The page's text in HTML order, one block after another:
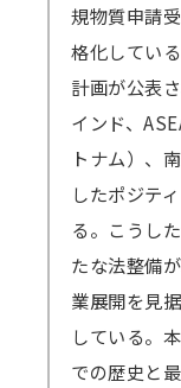
規物質申請
格化してい
計画が公表
インド、
トナム）、
したポジテ
る。こうし
たな法整備
業展開を見
している。
での歴史と